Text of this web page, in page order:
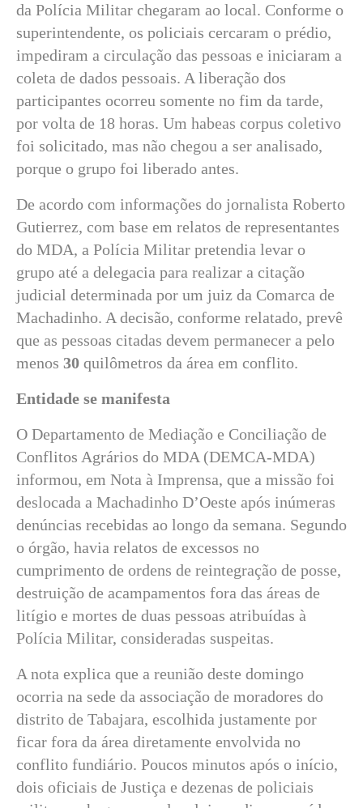
da Polícia Militar chegaram ao local. Conforme o
superintendente, os policiais cercaram o prédio,
impediram a circulação das pessoas e iniciaram a
coleta de dados pessoais. A liberação dos
participantes ocorreu somente no fim da tarde,
por volta de 18 horas. Um habeas corpus coletivo
foi solicitado, mas não chegou a ser analisado,
porque o grupo foi liberado antes.
De acordo com informações do jornalista Roberto
Gutierrez, com base em relatos de representantes
do MDA, a Polícia Militar pretendia levar o
grupo até a delegacia para realizar a citação
judicial determinada por um juiz da Comarca de
Machadinho. A decisão, conforme relatado, prevê
que as pessoas citadas devem permanecer a pelo
menos 30 quilômetros da área em conflito.
Entidade se manifesta
O Departamento de Mediação e Conciliação de
Conflitos Agrários do MDA (DEMCA-MDA)
informou, em Nota à Imprensa, que a missão foi
deslocada a Machadinho D’Oeste após inúmeras
denúncias recebidas ao longo da semana. Segundo
o órgão, havia relatos de excessos no
cumprimento de ordens de reintegração de posse,
destruição de acampamentos fora das áreas de
litígio e mortes de duas pessoas atribuídas à
Polícia Militar, consideradas suspeitas.
A nota explica que a reunião deste domingo
ocorria na sede da associação de moradores do
distrito de Tabajara, escolhida justamente por
ficar fora da área diretamente envolvida no
conflito fundiário. Poucos minutos após o início,
dois oficiais de Justiça e dezenas de policiais